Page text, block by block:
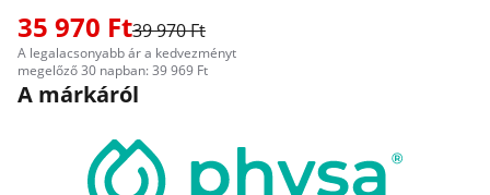
35 970 Ft39 970 Ft
A legalacsonyabb ár a kedvezményt
megelőző 30 napban: 39 969 Ft
A márkáról